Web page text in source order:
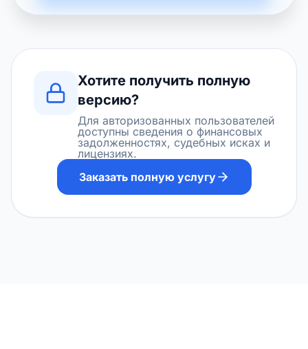
Хотите получить полную
версию?
Для авторизованных пользователей
доступны сведения о финансовых
задолженностях, судебных исках и
лицензиях.
Заказать полную услугу